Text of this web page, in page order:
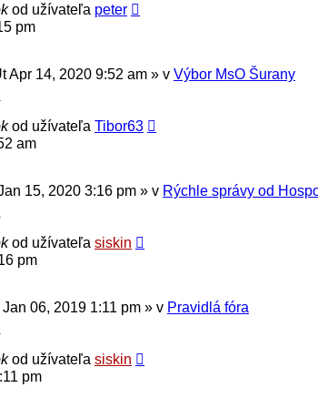
od užívateľa peter
pm
Apr 14, 2020 9:52 am » v Výbor MsO Šurany
od užívateľa Tibor63
am
15, 2020 3:16 pm » v Rýchle správy od
od užívateľa siskin
pm
06, 2019 1:11 pm » v Pravidlá fóra
od užívateľa siskin
pm